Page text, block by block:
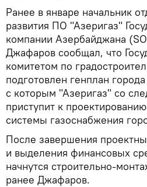
Ранее в январе начальник
развития ПО "Азеригаз"
компании Азербайджана
Джафаров сообщал, что
комитетом по
подготовлен генплан
с которым "Азеригаз" со
приступит к
системы газоснабжения
После завершения
и выделения финансовых
начнутся строительно-
ранее Джафаров.